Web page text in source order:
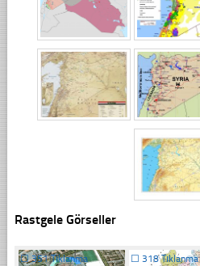
Rastgele Görseller
☐351 Tıklanma ☐318 Tıklanma